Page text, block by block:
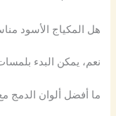
هل المكياج الأسود
نعم، يمكن البدء
ما أفضل ألوان الدمج